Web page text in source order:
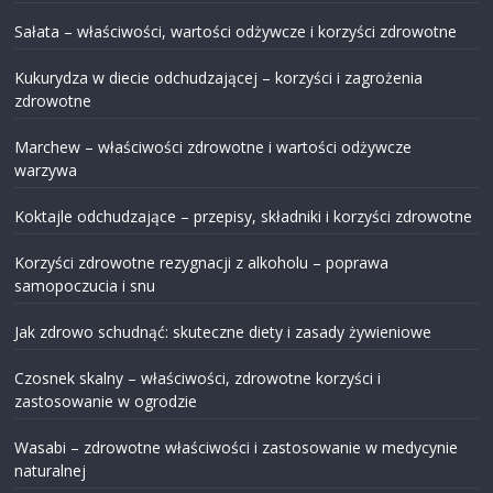
Sałata – właściwości, wartości odżywcze i korzyści zdrowotne
Kukurydza w diecie odchudzającej – korzyści i zagrożenia
zdrowotne
Marchew – właściwości zdrowotne i wartości odżywcze
warzywa
Koktajle odchudzające – przepisy, składniki i korzyści zdrowotne
Korzyści zdrowotne rezygnacji z alkoholu – poprawa
samopoczucia i snu
Jak zdrowo schudnąć: skuteczne diety i zasady żywieniowe
Czosnek skalny – właściwości, zdrowotne korzyści i
zastosowanie w ogrodzie
Wasabi – zdrowotne właściwości i zastosowanie w medycynie
naturalnej